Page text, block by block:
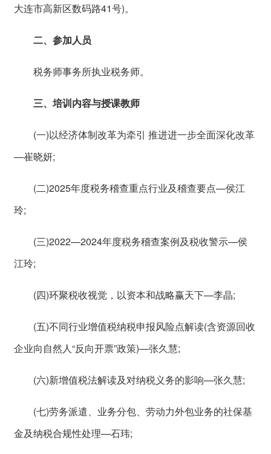
大连市高新区数码路41号)。
二、参加人员
税务师事务所执业税务师。
三、培训内容与授课教师
(一)以经济体制改革为牵引 推进进一步全面深化改革
—崔晓妍;
(二)2025年度税务稽查重点行业及稽查要点—侯江
玲;
(三)2022—2024年度税务稽查案例及税收警示—侯
江玲;
(四)环聚税收视觉，以资本和战略赢天下—李晶;
(五)不同行业增值税纳税申报风险点解读(含资源回收
企业向自然人“反向开票”政策)—张久慧;
(六)新增值税法解读及对纳税义务的影响—张久慧;
(七)劳务派遣、业务分包、劳动力外包业务的社保基
金及纳税合规性处理—石玮;